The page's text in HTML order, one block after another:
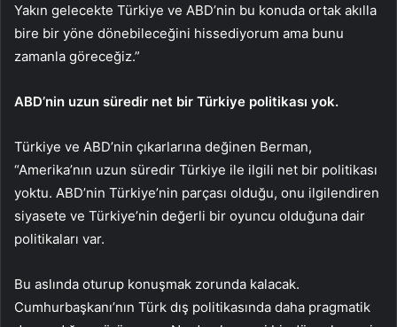
Yakın gelecekte Türkiye ve ABD’nin bu konuda ortak akılla
bire bir yöne dönebileceğini hissediyorum ama bunu
zamanla göreceğiz.”
ABD’nin uzun süredir net bir Türkiye politikası yok.
Türkiye ve ABD’nin çıkarlarına değinen Berman,
“Amerika’nın uzun süredir Türkiye ile ilgili net bir politikası
yoktu. ABD’nin Türkiye’nin parçası olduğu, onu ilgilendiren
siyasete ve Türkiye’nin değerli bir oyuncu olduğuna dair
politikaları var.
Bu aslında oturup konuşmak zorunda kalacak.
Cumhurbaşkanı’nın Türk dış politikasında daha pragmatik